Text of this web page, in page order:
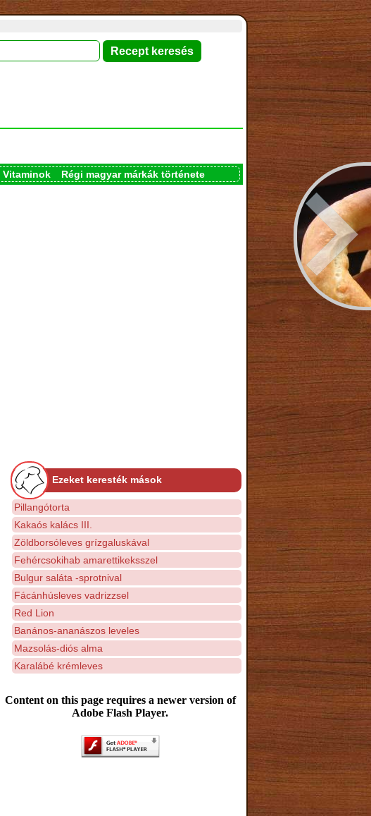
Vitaminok
Régi magyar márkák története
Ezeket keresték mások
Pillangótorta
Kakaós kalács III.
Zöldborsóleves grízgaluskával
Fehércsokihab amarettikeksszel
Bulgur saláta -sprotnival
Fácánhúsleves vadrizzsel
Red Lion
Banános-ananászos leveles
Mazsolás-diós alma
Karalábé krémleves
Content on this page requires a newer version of
Adobe Flash Player.